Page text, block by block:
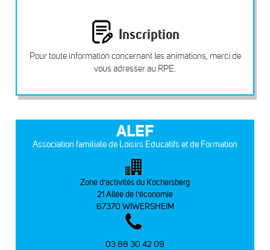
Inscription
Pour toute information concernant les animations, merci de
vous adresser au RPE.
ALEF
Association familiale de Loisirs Educatifs et de Formation
Zone d’activités du Kochersberg
21 Allée de l’économie
67370 WIWERSHEIM
03 88 30 42 09